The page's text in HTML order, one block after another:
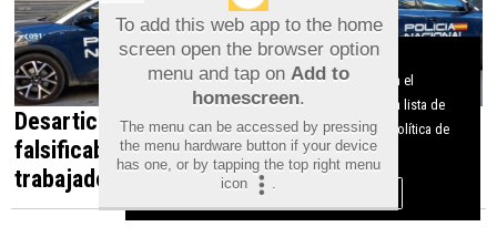
Desarticulada en Orihuela una red que
falsificaba documentos para contratar
trabajadores irregulares
To add this web app to the home
screen open the browser option
menu and tap on Add to
homescreen.
The menu can be accessed by pressing
the menu hardware button if your device
has one, or by tapping the top right menu
icon
.
Aviso sobre el Uso de cookies:
Utilizamos cookies nuestras y de terceros para el
funcionamiento del digital. Puedes consultar la lista de
cookies y como desconectarlas. Ver nuestra Política de
Privacidad y Cookies
Aceptar Cookies